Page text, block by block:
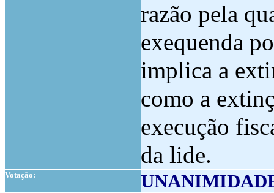
razão pela
exequenda
implica a
como a
execução
da lide.
Votação: